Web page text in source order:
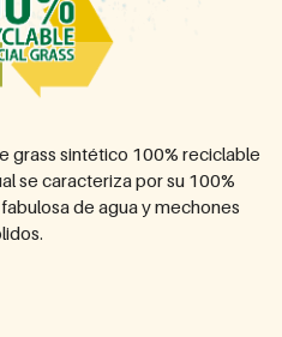
grass sintético 100% reciclable
se caracteriza por su 100%
de agua y mechones